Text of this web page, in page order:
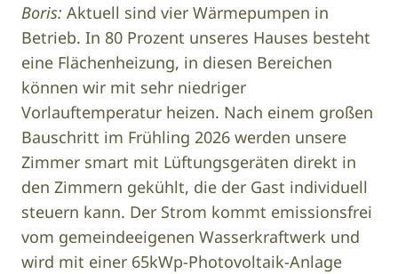
Boris: Aktuell sind vier Wärmepumpen in
Betrieb. In 80 Prozent unseres Hauses besteht
eine Flächenheizung, in diesen Bereichen
können wir mit sehr niedriger
Vorlauftemperatur heizen. Nach einem großen
Bauschritt im Frühling 2026 werden unsere
Zimmer smart mit Lüftungsgeräten direkt in
den Zimmern gekühlt, die der Gast individuell
steuern kann. Der Strom kommt emissionsfrei
vom gemeindeeigenen Wasserkraftwerk und
wird mit einer 65kWp-Photovoltaik-Anlage